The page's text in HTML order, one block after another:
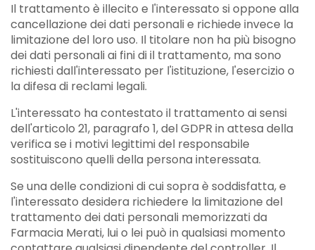
Il trattamento è illecito e l'interessato si oppone alla
cancellazione dei dati personali e richiede invece la
limitazione del loro uso. Il titolare non ha più bisogno
dei dati personali ai fini di il trattamento, ma sono
richiesti dall'interessato per l'istituzione, l'esercizio o
la difesa di reclami legali.
L'interessato ha contestato il trattamento ai sensi
dell'articolo 21, paragrafo 1, del GDPR in attesa della
verifica se i motivi legittimi del responsabile
sostituiscono quelli della persona interessata.
Se una delle condizioni di cui sopra è soddisfatta, e
l'interessato desidera richiedere la limitazione del
trattamento dei dati personali memorizzati da
Farmacia Merati, lui o lei può in qualsiasi momento